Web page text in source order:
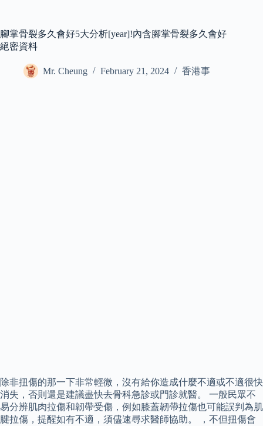
腳掌骨裂多久會好5大分析[year]!內含腳掌骨裂多久會好
絕密資料
Mr. Cheung February 21, 2024 香港事
除非扭傷的那一下非常輕微，沒有給你造成什麼不適或不適很快
消失，否則還是建議盡快去骨科急診或門診就醫。 一般民眾不
易分辨肌肉拉傷和韌帶受傷，例如膝蓋韌帶拉傷也可能誤判為肌
腱拉傷，提醒如有不適，須儘速尋求醫師協助。 ，不但扭傷會